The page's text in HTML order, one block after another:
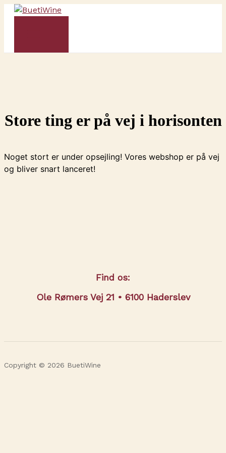
Gå
Store ting er på vej i horisonten
Noget stort er under opsejling! Vores webshop er på vej
og bliver snart lanceret!
Find os:
Ole Rømers Vej 21 • 6100 Haderslev
Copyright © 2026 BuetiWine